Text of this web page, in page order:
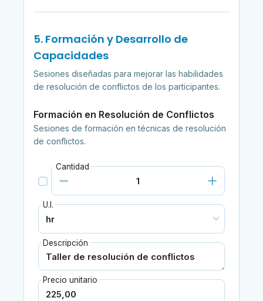
5. Formación y Desarrollo de
Capacidades
Sesiones diseñadas para mejorar las habilidades
de resolución de conflictos de los participantes.
Formación en Resolución de Conflictos
Sesiones de formación en técnicas de resolución
de conflictos.
Cantidad
U.I.
Descripción
Precio unitario